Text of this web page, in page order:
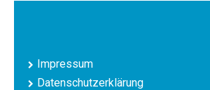
Impressum
Datenschutzerklärung